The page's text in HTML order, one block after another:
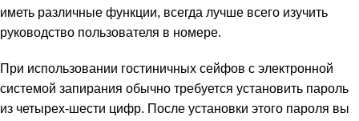
иметь различные функции, всегда лучше всего изучить
руководство пользователя в номере.
При использовании гостиничных сейфов с электронной
системой запирания обычно требуется установить пароль
из четырех-шести цифр. После установки этого пароля вы